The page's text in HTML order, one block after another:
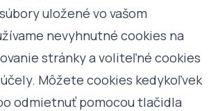
uložené vo vašom
nevyhnutné cookies na
stránky a voliteľné cookies
Môžete cookies kedykoľvek
odmietnuť pomocou tlačidla